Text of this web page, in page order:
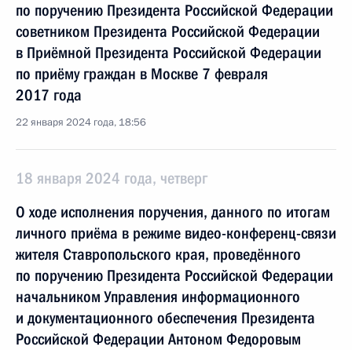
по поручению Президента Российской Федерации
советником Президента Российской Федерации
в Приёмной Президента Российской Федерации
по приёму граждан в Москве 7 февраля
2017 года
22 января 2024 года, 18:56
18 января 2024 года, четверг
О ходе исполнения поручения, данного по итогам
личного приёма в режиме видео-конференц-связи
жителя Ставропольского края, проведённого
по поручению Президента Российской Федерации
начальником Управления информационного
и документационного обеспечения Президента
Российской Федерации Антоном Федоровым